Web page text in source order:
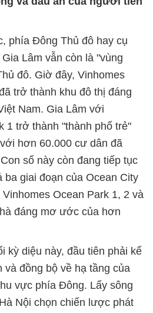
phía Đông Thủ đô hay cụ
Lâm vẫn còn là "vùng
đô. Giờ đây, Vinhomes
trở thành khu đô thị đáng
Nam. Gia Lâm với
1 trở thành "thành phố trẻ"
hơn 60.000 cư dân đã
số này còn đang tiếp tục
ba giai đoạn của Ocean City
Ocean Park 1, 2 và
đáng mơ ước của hơn
kỳ diệu này, đầu tiên phải kể
đồng bộ về hạ tầng của
vực phía Đông. Lấy sông
Nội chọn chiến lược phát